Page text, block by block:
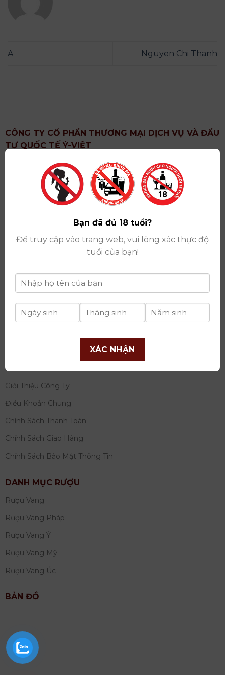
A Nguyen Chi Thanh
CÔNG TY CỔ PHẦN THƯƠNG MẠI DỊCH VỤ VÀ ĐẦU
TƯ QUỐC TẾ Ý-VIỆT
: Khu 6, Xã Hoài Đức, Thành Phố Hà Nội
Showroom: Số 09 Phố Liễu Giai, Phường Ngọc Hà,
Thành Phố Hà Nội
Giấy ĐKKD số: 0102751615 do Sở Tài Chính Thành
Phố Hà Nội cấp lần đầu ngày 07/05/2008,đăng ký
thay đổi lần thứ 17 ngày 06/08/2025
Giấy phép Phân Phối Rượu số : 529/GP-BCT do Bộ
Công Thương cấp ngày 14/11/2022
Ngân hàng:Ngân hàng TMCP Đầu tư và phát triển
Việt Nam (BIDV)
tư quốc tế Ý-Việt
Tây Hồ, TP Hà Nội
THÔNG TIN
Giới Thiệu Công Ty
Điều Khoản Chung
Chính Sách Thanh Toán
Chính Sách Giao Hàng
Chính Sách Bảo Mật Thông Tin
DANH MỤC RƯỢU
Rượu Vang
Rượu Vang Pháp
Rượu Vang Ý
Rượu Vang Mỹ
Rượu Vang Úc
BẢN ĐỒ
Bạn đã đủ 18 tuổi?
Để truy cập vào trang web, vui lòng xác thực độ
tuổi của bạn!
XÁC NHẬN